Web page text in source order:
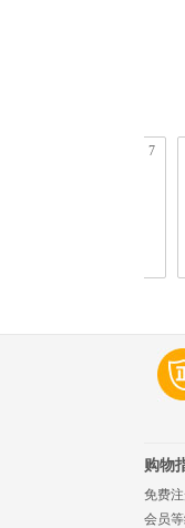
7
购物
免费
会员